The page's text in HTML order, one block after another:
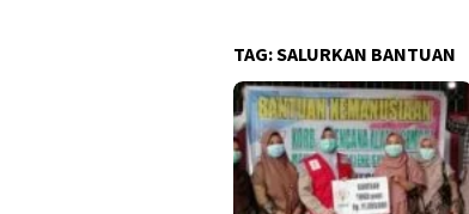
TAG:SALURKAN BANTUAN